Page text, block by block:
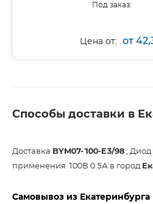
Под заказ:
Цена от: от
Способы доставки в
Доставка BYM07-100-E3/98 ,
применения 100В 0.5А в город
Самовывоз из Екатеринбурга